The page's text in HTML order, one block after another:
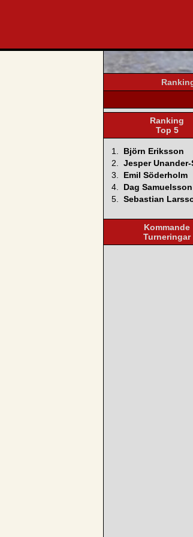
Ranking
Top 5
1.
Björn Eriksson
2. Jesper
3.
Emil Söderholm
4.
Dag Samuelsson
5. Sebastian
Kommande
Turneringar